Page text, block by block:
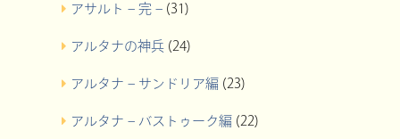
アサルト – 完 –(31)
アルタナの神兵(24)
アルタナ – サンドリア編 (23)
アルタナ – バストゥーク編 (22)